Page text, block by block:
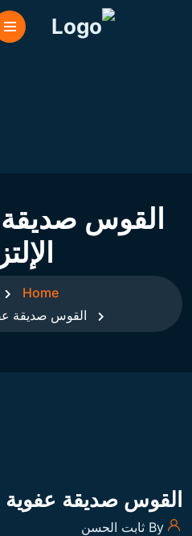
القوس صديقة
Home
القوس صديقة
القوس صديقة عفوية